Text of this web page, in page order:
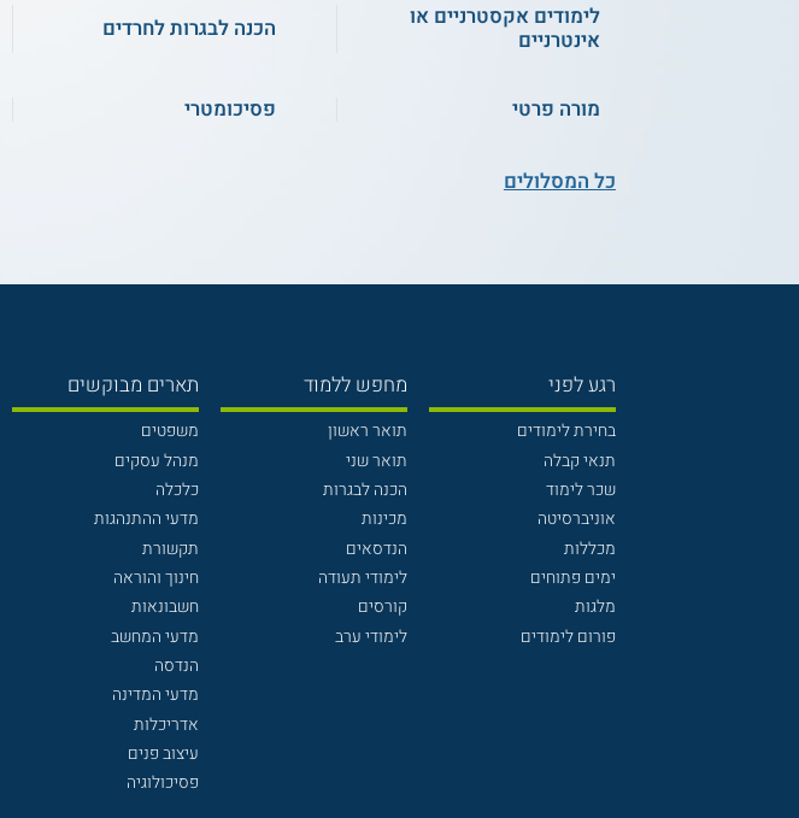
לימודים אקסטרניים או
אינטרניים
הכנה לבגרות לחרדים
מורה פרטי פסיכומטרי
כל המסלולים
רגע לפני
בחירת לימודים
תנאי קבלה
שכר לימוד
אוניברסיטה
מכללות
ימים פתוחים
מלגות
פורום לימודים
מחפש ללמוד
תואר ראשון
תואר שני
הכנה לבגרות
מכינות
הנדסאים
לימודי תעודה
קורסים
לימודי ערב
תארים מבוקשים
משפטים
מנהל עסקים
כלכלה
מדעי ההתנהגות
תקשורת
חינוך והוראה
חשבונאות
מדעי המחשב
הנדסה
מדעי המדינה
אדריכלות
עיצוב פנים
פסיכולוגיה